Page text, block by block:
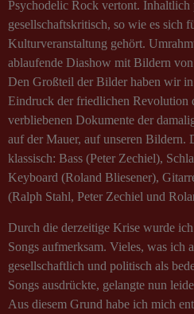
Psychodelic Rock vertont. Inhaltlich
gesellschaftskritisch, so wie es sich
Kulturveranstaltung gehört.
ablaufende Diashow mit Bildern
Den Großteil der Bilder haben wir
Eindruck der friedlichen Revolution
verbliebenen Dokumente der
auf der Mauer, auf unseren Bildern.
klassisch: Bass (Peter Zechiel),
Keyboard (Roland Bliesener),
(Ralph Stahl, Peter Zechiel und
Durch die derzeitige Krise wurde
Songs aufmerksam. Vieles, was ich
gesellschaftlich und politisch als
Songs ausdrückte, gelangte nun
Aus diesem Grund habe ich mich